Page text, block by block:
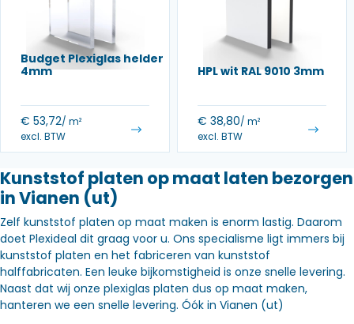
Budget Plexiglas helder
4mm
€ 53,72/ m²
excl. BTW
HPL wit RAL 9010 3mm
€ 38,80/ m²
excl. BTW
Kunststof platen op maat laten bezorgen
in Vianen (ut)
Zelf kunststof platen op maat maken is enorm lastig. Daarom
doet Plexideal dit graag voor u. Ons specialisme ligt immers bij
kunststof platen en het fabriceren van kunststof
halffabricaten. Een leuke bijkomstigheid is onze snelle levering.
Naast dat wij onze plexiglas platen dus op maat maken,
hanteren we een snelle levering. Óók in Vianen (ut)